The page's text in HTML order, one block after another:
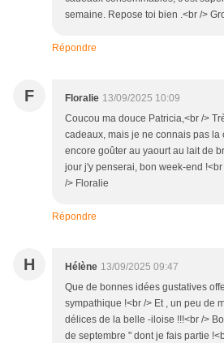
semaine. Repose toi bien .<br />
Répondre
F Floralie 13/09/2025 10:09
Coucou ma douce Patricia,<br />
cadeaux, mais je ne connais pas la
encore goûter au yaourt au lait de
jour j'y penserai, bon week-end
/> Floralie
Répondre
H Hélène 13/09/2025 09:47
Que de bonnes idées gustatives
sympathique !<br /> Et , un peu de
délices de la belle -iloise !!!<br />
de septembre " dont je fais partie